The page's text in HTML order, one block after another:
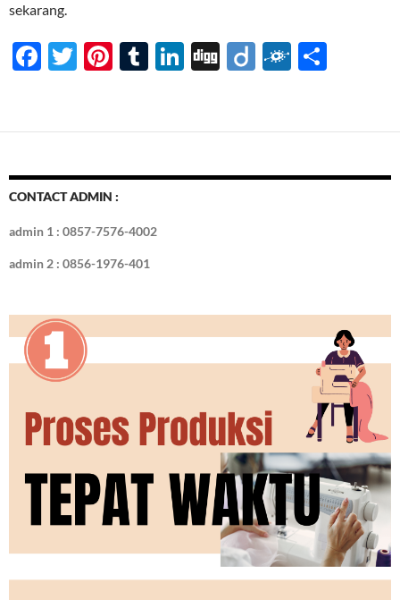
sekarang.
F
b
o
o
k
T
er
Pi
es
t
T
bl
r
Li
e
dI
Di Di F
d e
CONTACT ADMIN :
admin 1 : 0857-7576-4002
admin 2 : 0856-1976-401